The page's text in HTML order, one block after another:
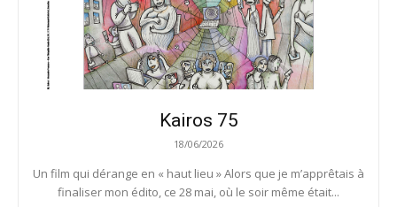
Kairos 75
18/06/2026
Un film qui dérange en « haut lieu » Alors que je m’apprêtais à
finaliser mon édito, ce 28 mai, où le soir même était...